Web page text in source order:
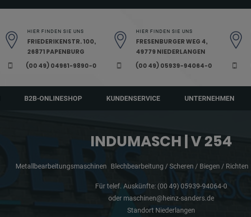
HIER FINDEN SIE UNS
FRIEDERIKENSTR. 100,
26871 PAPENBURG
(00 49) 04961-9890-0
HIER FINDEN SIE UNS
FRESENBURGER WEG 4,
49779 NIEDERLANGEN
(00 49) 05939-94064-0
B2B-ONLINESHOP KUNDENSERVICE UNTERNEHMEN
INDUMASCH | V 254
Metallbearbeitungsmaschinen Blechbearbeitung / Scheren / Biegen / Richten
Für telef. Auskünfte: (00 49) 05939-94064-0
oder maschinen@heinz-sanders.de
Standort Niederlangen